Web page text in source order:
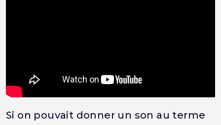
Si on pouvait donner un son au terme